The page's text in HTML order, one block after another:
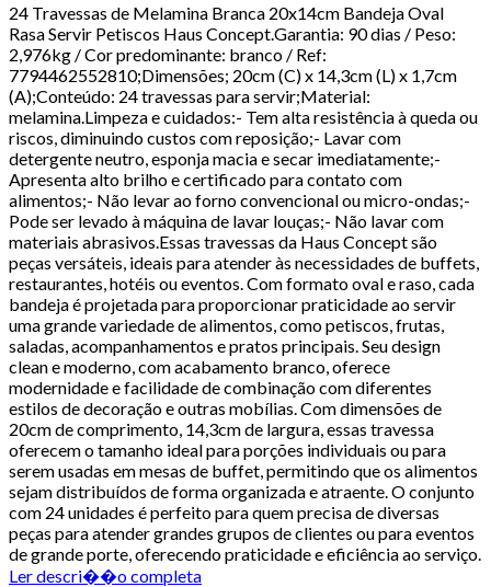
24 Travessas de Melamina Branca 20x14cm Bandeja Oval
Rasa Servir Petiscos Haus Concept.Garantia: 90 dias / Peso:
2,976kg / Cor predominante: branco / Ref:
7794462552810;Dimensões; 20cm (C) x 14,3cm (L) x 1,7cm
(A);Conteúdo: 24 travessas para servir;Material:
melamina.Limpeza e cuidados:- Tem alta resistência à queda ou
riscos, diminuindo custos com reposição;- Lavar com
detergente neutro, esponja macia e secar imediatamente;-
Apresenta alto brilho e certificado para contato com
alimentos;- Não levar ao forno convencional ou micro-ondas;-
Pode ser levado à máquina de lavar louças;- Não lavar com
materiais abrasivos.Essas travessas da Haus Concept são
peças versáteis, ideais para atender às necessidades de buffets,
restaurantes, hotéis ou eventos. Com formato oval e raso, cada
bandeja é projetada para proporcionar praticidade ao servir
uma grande variedade de alimentos, como petiscos, frutas,
saladas, acompanhamentos e pratos principais. Seu design
clean e moderno, com acabamento branco, oferece
modernidade e facilidade de combinação com diferentes
estilos de decoração e outras mobílias. Com dimensões de
20cm de comprimento, 14,3cm de largura, essas travessa
oferecem o tamanho ideal para porções individuais ou para
serem usadas em mesas de buffet, permitindo que os alimentos
sejam distribuídos de forma organizada e atraente. O conjunto
com 24 unidades é perfeito para quem precisa de diversas
peças para atender grandes grupos de clientes ou para eventos
de grande porte, oferecendo praticidade e eficiência ao serviço.
Ler descri��o completa